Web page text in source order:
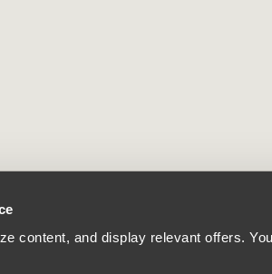
content, and display relevant offers.